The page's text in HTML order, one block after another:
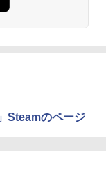
Steamのページ